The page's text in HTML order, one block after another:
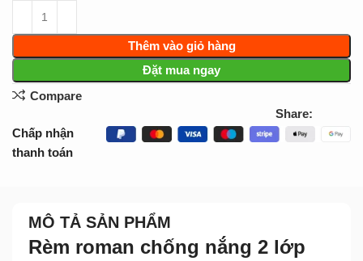
Thêm vào giỏ hàng
Đặt mua ngay
Compare
Share:
Chấp nhận
thanh toán
MÔ TẢ SẢN PHẨM
Rèm roman chống nắng 2 lớp